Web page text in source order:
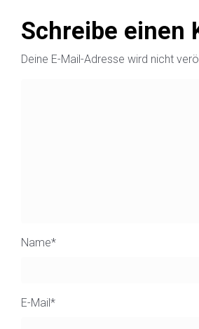
Schreibe einen
Deine E-Mail-Adresse wird nicht
Name*
E-Mail*